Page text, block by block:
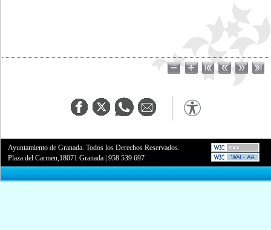
Ayuntamiento de Granada. Todos los Derechos Reservados.
Plaza del Carmen,18071 Granada |958 539 697